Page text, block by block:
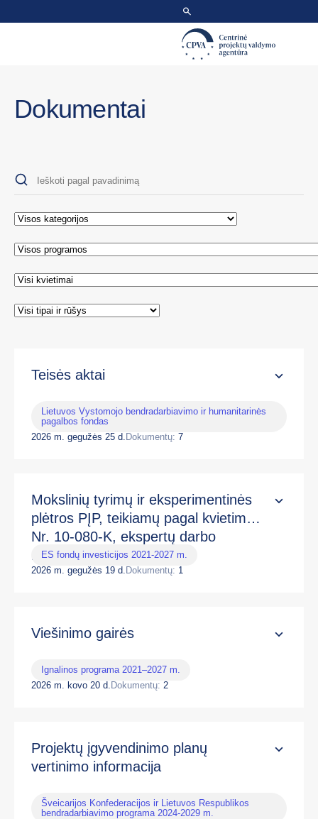
Dokumentai
Teisės aktai
Lietuvos Vystomojo bendradarbiavimo ir humanitarinės
pagalbos fondas
2026 m. gegužės 25 d. Dokumentų: 7
Mokslinių tyrimų ir eksperimentinės
plėtros PĮP, teikiamų pagal kvietimą
Nr. 10-080-K, ekspertų darbo
reglamentas
ES fondų investicijos 2021-2027 m.
2026 m. gegužės 19 d. Dokumentų: 1
Viešinimo gairės
Ignalinos programa 2021–2027 m.
2026 m. kovo 20 d. Dokumentų: 2
Projektų įgyvendinimo planų
vertinimo informacija
Šveicarijos Konfederacijos ir Lietuvos Respublikos
bendradarbiavimo programa 2024-2029 m.